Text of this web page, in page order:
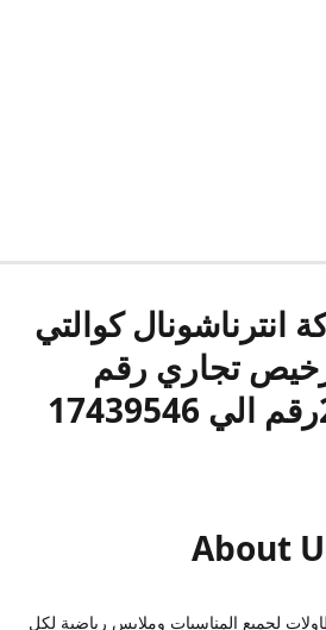
انترناشونال كوالتي
تجاري رقم
About
لجميع المناسبات وملابس رياضية لكل